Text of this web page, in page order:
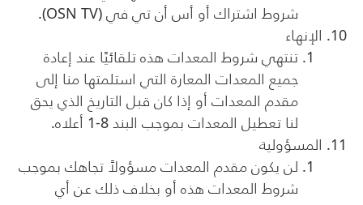
شروط اشتراك أو أس أن تي في(
OSN TV)
.
الإنهاء
تنتهي شروط المعدات هذه تلقائيًا عند إعادة
جميع المعدات المعارة التي استلمتها منا إلى
مقدم المعدات أو إذا كان قبل التاريخ الذي يحق
لنا تعطيل المعدات بموجب البند 8-1 أعلاه.
المسؤولية
لن يكون مقدم المعدات مسؤولاً تجاهك بموجب
شروط المعدات هذه أو بخلاف ذلك عن أي